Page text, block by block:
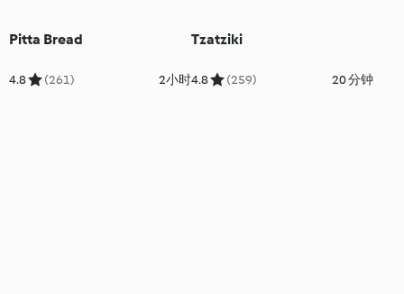
Pitta Bread
4.8 (261) 2小时
Tzatziki
4.8 (259) 20 分钟